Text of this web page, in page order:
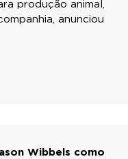
produção animal,
anunciou
Wibbels como